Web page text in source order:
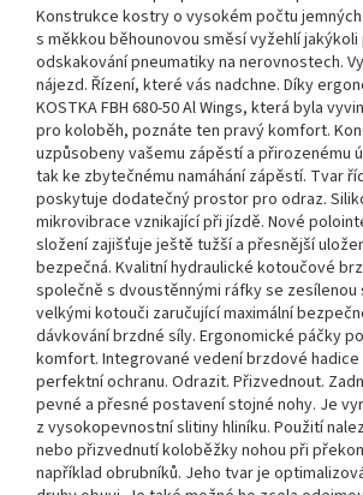
Konstrukce kostry o vysokém počtu
s měkkou běhounovou směsí vyžehlí
odskakování pneumatiky na nerovnostech.
nájezd. Řízení, které vás nadchne. Díky
KOSTKA FBH 680-50 Al Wings, která byla
pro koloběh, poznáte ten pravý komfort.
uzpůsobeny vašemu zápěstí a přirozenému
tak ke zbytečnému namáhání zápěstí. Tvar
poskytuje dodatečný prostor pro odraz.
mikrovibrace vznikající při jízdě. Nové
složení zajišťuje ještě tužší a přesnější
bezpečná. Kvalitní hydraulické kotoučové
společně s dvoustěnnými ráfky se zesílenou
velkými kotouči zaručující maximální
dávkování brzdné síly. Ergonomické páčky
komfort. Integrované vedení brzdové
perfektní ochranu. Odrazit. Přizvednout.
pevné a přesné postavení stojné nohy. Je
z vysokopevnostní slitiny hliníku. Použití
nebo přizvednutí koloběžky nohou při
například obrubníků. Jeho tvar je